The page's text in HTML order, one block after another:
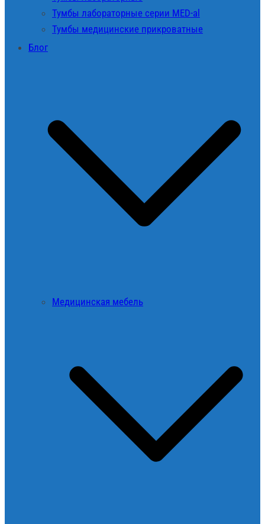
Тумбы лабораторные серии MED-al
Тумбы медицинские прикроватные
Блог
Медицинская мебель